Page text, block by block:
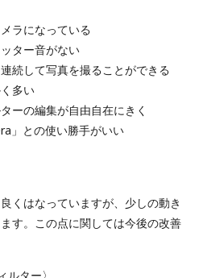
ラになっている
ター音がない
続して写真を撮ることができる
多い
ーの編集が自由自在にきく
」との使い勝手がいい
くはなっていますが、少しの動き
す。この点に関しては今後の改善
ルター〉